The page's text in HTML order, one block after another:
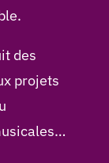
des
projets